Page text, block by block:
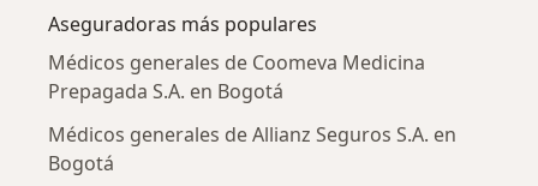
Aseguradoras más populares
Médicos generales de Coomeva Medicina
Prepagada S.A. en Bogotá
Médicos generales de Allianz Seguros S.A. en
Bogotá